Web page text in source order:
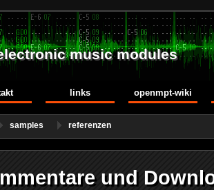
music modules
links openmpt-wiki
samples referenzen
und